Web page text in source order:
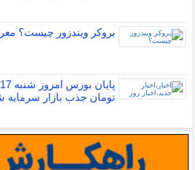
بروکر ویندزور چیست؟
تومان جذب بازار سرمایه